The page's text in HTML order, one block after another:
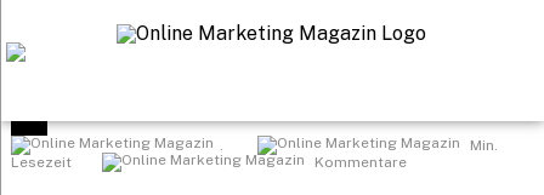
Startseite
.
Min.
Lesezeit
Kommentare